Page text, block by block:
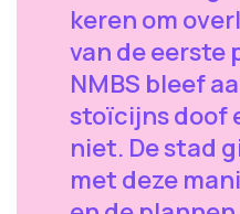
keren om
van de eerste
NMBS bleef
stoïcijns doof
niet. De stad
met deze